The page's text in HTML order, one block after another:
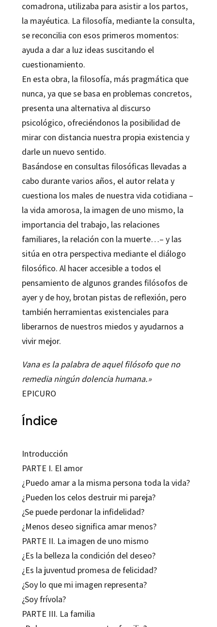
comadrona, utilizaba para asistir a los partos,
la mayéutica. La filosofía, mediante la consulta,
se reconcilia con esos primeros momentos:
ayuda a dar a luz ideas suscitando el
cuestionamiento.
En esta obra, la filosofía, más pragmática que
nunca, ya que se basa en problemas concretos,
presenta una alternativa al discurso
psicológico, ofreciéndonos la posibilidad de
mirar con distancia nuestra propia existencia y
darle un nuevo sentido.
Basándose en consultas filosóficas llevadas a
cabo durante varios años, el autor relata y
cuestiona los males de nuestra vida cotidiana –
la vida amorosa, la imagen de uno mismo, la
importancia del trabajo, las relaciones
familiares, la relación con la muerte…– y las
sitúa en otra perspectiva mediante el diálogo
filosófico. Al hacer accesible a todos el
pensamiento de algunos grandes filósofos de
ayer y de hoy, brotan pistas de reflexión, pero
también herramientas existenciales para
liberarnos de nuestros miedos y ayudarnos a
vivir mejor.
Vana es la palabra de aquel filósofo que no
remedia ningún dolencia humana.»
EPICURO
Índice
Introducción
PARTE I. El amor
¿Puedo amar a la misma persona toda la vida?
¿Pueden los celos destruir mi pareja?
¿Se puede perdonar la infidelidad?
¿Menos deseo significa amar menos?
PARTE II. La imagen de uno mismo
¿Es la belleza la condición del deseo?
¿Es la juventud promesa de felicidad?
¿Soy lo que mi imagen representa?
¿Soy frívola?
PARTE III. La familia